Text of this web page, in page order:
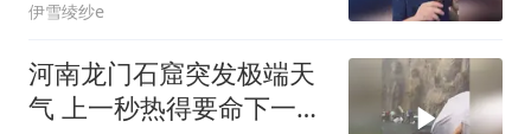
伊雪绫纱e
河南龙门石窟突发极端天
气 上一秒热得要命下一秒